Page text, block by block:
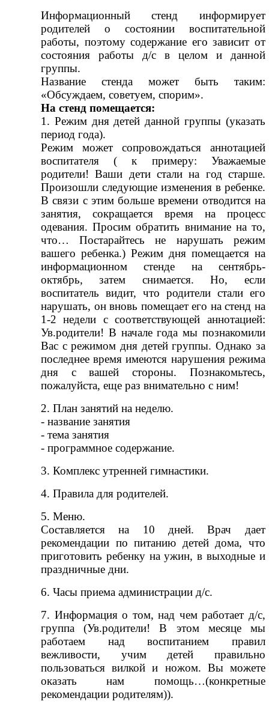
Информационный стенд информирует
родителей о состоянии воспитательной
работы, поэтому содержание его зависит от
состояния работы д/с в целом и данной
группы.
Название стенда может быть таким:
«Обсуждаем, советуем, спорим».
На стенд помещается:
1. Режим дня детей данной группы (указать
период года).
Режим может сопровождаться аннотацией
воспитателя ( к примеру: Уважаемые
родители! Ваши дети стали на год старше.
Произошли следующие изменения в ребенке.
В связи с этим больше времени отводится на
занятия, сокращается время на процесс
одевания. Просим обратить внимание на то,
что… Постарайтесь не нарушать режим
вашего ребенка.) Режим дня помещается на
информационном стенде на сентябрь-
октябрь, затем снимается. Но, если
воспитатель видит, что родители стали его
нарушать, он вновь помещает его на стенд на
1-2 недели с соответствующей аннотацией:
Ув.родители! В начале года мы познакомили
Вас с режимом дня детей группы. Однако за
последнее время имеются нарушения режима
дня с вашей стороны. Познакомьтесь,
пожалуйста, еще раз внимательно с ним!
2. План занятий на неделю.
- название занятия
- тема занятия
- программное содержание.
3. Комплекс утренней гимнастики.
4. Правила для родителей.
5. Меню.
Составляется на 10 дней. Врач дает
рекомендации по питанию детей дома, что
приготовить ребенку на ужин, в выходные и
праздничные дни.
6. Часы приема администрации д/с.
7. Информация о том, над чем работает д/с,
группа (Ув.родители! В этом месяце мы
работаем над воспитанием правил
вежливости, учим детей правильно
пользоваться вилкой и ножом. Вы можете
оказать нам помощь…(конкретные
рекомендации родителям)).